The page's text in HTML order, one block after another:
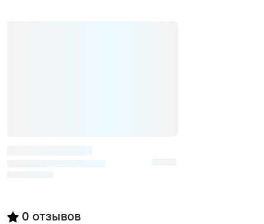
0 отзывов